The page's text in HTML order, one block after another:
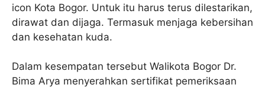
icon Kota Bogor. Untuk itu harus terus dilestarikan,
dirawat dan dijaga. Termasuk menjaga kebersihan
dan kesehatan kuda.
Dalam kesempatan tersebut Walikota Bogor Dr.
Bima Arya menyerahkan sertifikat pemeriksaan